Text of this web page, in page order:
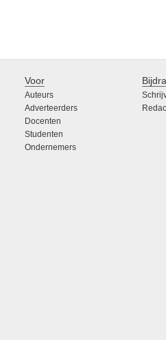
Voor
Auteurs
Adverteerders
Docenten
Studenten
Ondernemers